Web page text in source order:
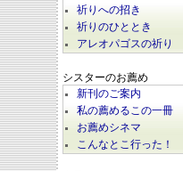
祈りへの招き
祈りのひととき
アレオパゴスの祈り
シスターのお薦め
新刊のご案内
私の薦めるこの一冊
お薦めシネマ
こんなとこ行った！